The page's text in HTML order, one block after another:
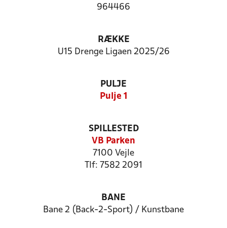
964466
RÆKKE
U15 Drenge Ligaen 2025/26
PULJE
Pulje 1
SPILLESTED
VB Parken
7100 Vejle
Tlf: 7582 2091
BANE
Bane 2 (Back-2-Sport) / Kunstbane